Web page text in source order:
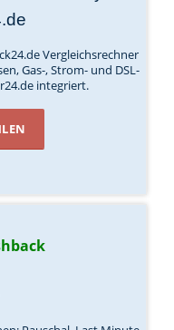
Vergleichsrechner
Gas-, Strom- und DSL-
integriert.